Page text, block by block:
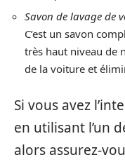
Savon de lavage de
C’est un savon
très haut niveau de
de la voiture et
Si vous avez
en utilisant l’un
alors assurez-